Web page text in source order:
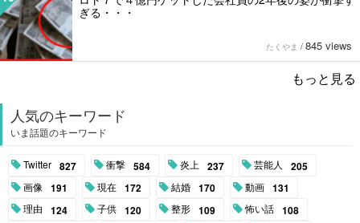
ぎる・・・
たくやま / 845 views
もっと見る
人気のキーワード
いま話題のキーワード
Twitter 827 衝撃 584 炎上 237 芸能人 205
画像 191 現在 172 結婚 170 動画 131
理由 124 子供 120 整形 109 怖い話 108